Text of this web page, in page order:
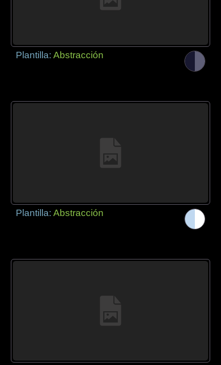
Plantilla:Abstracción
Plantilla:Abstracción